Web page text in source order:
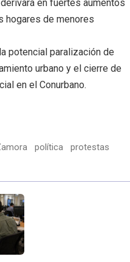
en fuertes aumentos
hogares de menores
potencial paralización de
urbano y el cierre de
en el Conurbano.
política
protestas